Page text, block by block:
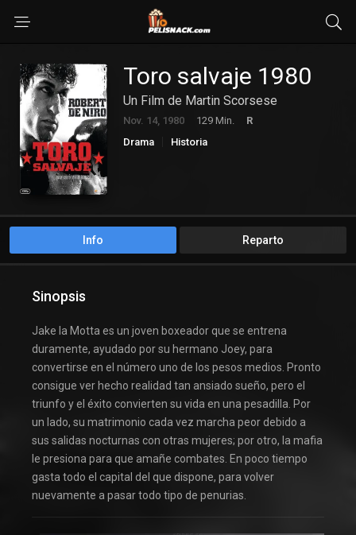
Toro salvaje 1980
Un Film de Martin Scorsese
Nov. 14, 1980 129 Min.
R
Drama
Historia
Info Reparto
Sinopsis
Jake la Motta es un joven boxeador que se entrena
duramente, ayudado por su hermano Joey, para
convertirse en el número uno de los pesos medios. Pronto
consigue ver hecho realidad tan ansiado sueño, pero el
triunfo y el éxito convierten su vida en una pesadilla. Por
un lado, su matrimonio cada vez marcha peor debido a
sus salidas nocturnas con otras mujeres; por otro, la mafia
le presiona para que amañe combates. En poco tiempo
gasta todo el capital del que dispone, para volver
nuevamente a pasar todo tipo de penurias.